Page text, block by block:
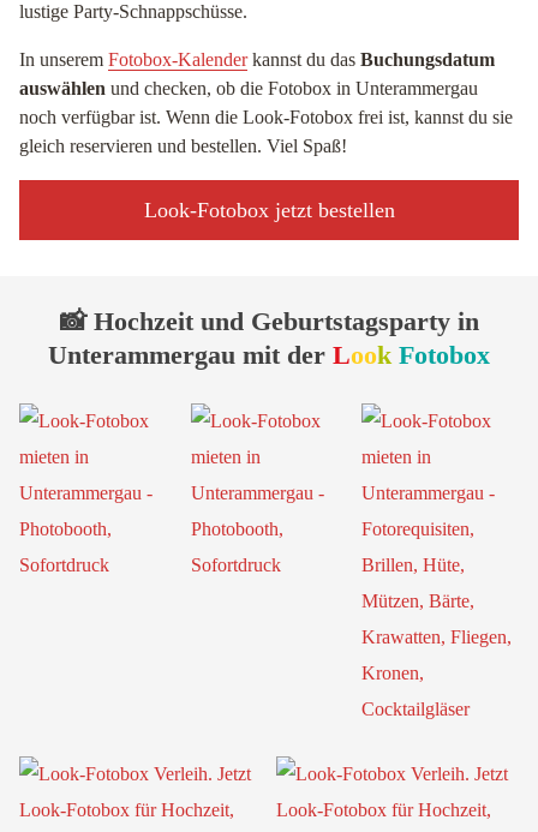
lustige Party-Schnappschüsse.
In unserem Fotobox-Kalenderkannst du das Buchungsdatum
auswählen und checken, ob die Fotobox in Unterammergau
noch verfügbar ist. Wenn die Look-Fotobox frei ist, kannst du sie
gleich reservieren und bestellen. Viel Spaß!
Look-Fotobox jetzt bestellen
📸 Hochzeit und Geburtstagsparty in
Unterammergau mit der Look Fotobox